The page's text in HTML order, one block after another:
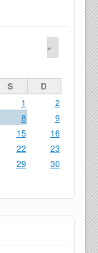
»
S D
1
2
8
9
15
16
22
23
29
30